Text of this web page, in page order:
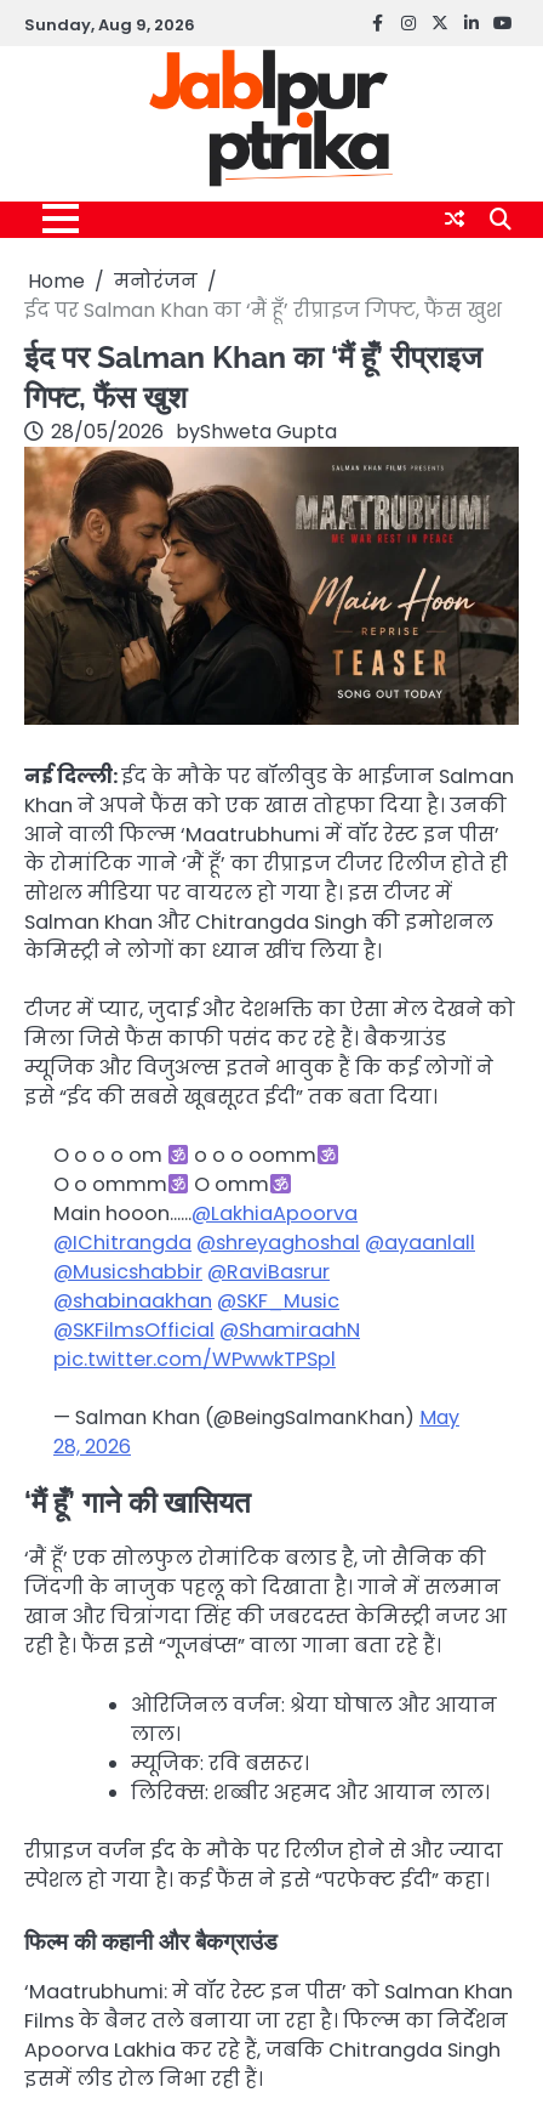
SkipSunday, Aug 9, 2026 Facebook
instagram
twitterlinkedin
Home
मनोरंजन
ईद पर Salman Khan का ‘मैं हूँ’ रीप्राइज गिफ्ट, फैंस खुश
ईद पर Salman Khan का ‘मैं हूँ’ रीप्राइज
गिफ्ट, फैंस खुश
28/05/2026 byShweta Gupta
नई दिल्ली:ईद के मौके पर बॉलीवुड के भाईजान Salman
Khan ने अपने फैंस को एक खास तोहफा दिया है। उनकी
आने वाली फिल्म ‘Maatrubhumi में वॉर रेस्ट इन पीस’
के रोमांटिक गाने ‘मैं हूँ’ का रीप्राइज टीजर रिलीज होते ही
सोशल मीडिया पर वायरल हो गया है। इस टीजर में
Salman Khan और Chitrangda Singh की इमोशनल
केमिस्ट्री ने लोगों का ध्यान खींच लिया है।
टीजर में प्यार, जुदाई और देशभक्ति का ऐसा मेल देखने को
मिला जिसे फैंस काफी पसंद कर रहे हैं। बैकग्राउंड
म्यूजिक और विजुअल्स इतने भावुक हैं कि कई लोगों ने
इसे “ईद की सबसे खूबसूरत ईदी” तक बता दिया।
O o o o om
o o o oomm
O o ommm
O omm
Main hooon……@LakhiaApoorva
@IChitrangda @shreyaghoshal @ayaanlall
@Musicshabbir @RaviBasrur
@shabinaakhan @SKF_Music
@SKFilmsOfficial @ShamiraahN
pic.twitter.com/WPwwkTPSpl
— Salman Khan (@BeingSalmanKhan) May
28, 2026
‘मैं हूँ’ गाने की खासियत
‘मैं हूँ’ एक सोलफुल रोमांटिक बलाड है, जो सैनिक की
जिंदगी के नाजुक पहलू को दिखाता है। गाने में सलमान
खान और चित्रांगदा सिंह की जबरदस्त केमिस्ट्री नजर आ
रही है। फैंस इसे “गूजबंप्स” वाला गाना बता रहे हैं।
ओरिजिनल वर्जन: श्रेया घोषाल और आयान
लाल।
म्यूजिक: रवि बसरूर।
लिरिक्स: शब्बीर अहमद और आयान लाल।
रीप्राइज वर्जन ईद के मौके पर रिलीज होने से और ज्यादा
स्पेशल हो गया है। कई फैंस ने इसे “परफेक्ट ईदी” कहा।
फिल्म की कहानी और बैकग्राउंड
‘Maatrubhumi: मे वॉर रेस्ट इन पीस’ को Salman Khan
Films के बैनर तले बनाया जा रहा है। फिल्म का निर्देशन
Apoorva Lakhia कर रहे हैं, जबकि Chitrangda Singh
इसमें लीड रोल निभा रही हैं।